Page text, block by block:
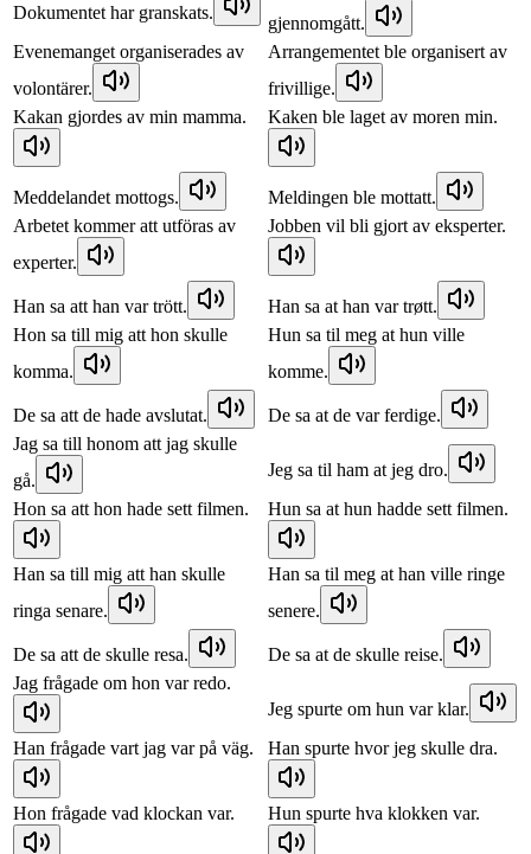
Dokumentet har granskats.
gjennomgått.
Evenemanget organiserades av
volontärer.
Arrangementet ble organisert av
frivillige.
Kakan gjordes av min mamma.
Kaken ble laget av moren min.
Meddelandet mottogs.
Meldingen ble mottatt.
Arbetet kommer att utföras av
experter.
Jobben vil bli gjort av eksperter.
Han sa att han var trött.
Han sa at han var trøtt.
Hon sa till mig att hon skulle
komma.
Hun sa til meg at hun ville
komme.
De sa att de hade avslutat.
De sa at de var ferdige.
Jag sa till honom att jag skulle
gå.
Jeg sa til ham at jeg dro.
Hon sa att hon hade sett filmen.
Hun sa at hun hadde sett filmen.
Han sa till mig att han skulle
ringa senare.
Han sa til meg at han ville ringe
senere.
De sa att de skulle resa.
De sa at de skulle reise.
Jag frågade om hon var redo.
Jeg spurte om hun var klar.
Han frågade vart jag var på väg.
Han spurte hvor jeg skulle dra.
Hon frågade vad klockan var. Hun spurte hva klokken var.